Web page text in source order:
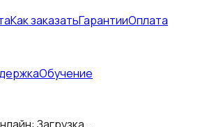
Как заказатьГарантииОплата
Обучение